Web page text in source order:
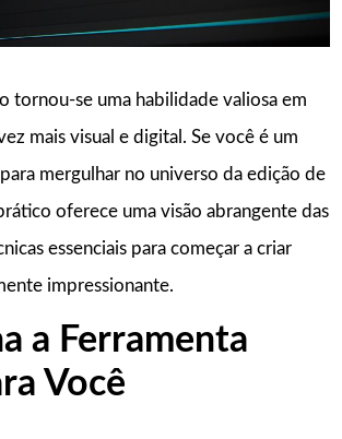
tornou-se uma habilidade valiosa em
mais visual e digital. Se você é um
mergulhar no universo da edição de
oferece uma visão abrangente das
essenciais para começar a criar
impressionante.
a Ferramenta
Você